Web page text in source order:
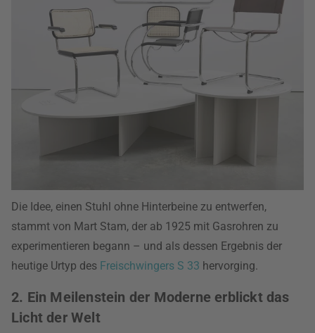
Die Idee, einen Stuhl ohne Hinterbeine zu entwerfen,
stammt von Mart Stam, der ab 1925 mit Gasrohren zu
experimentieren begann – und als dessen Ergebnis der
heutige Urtyp des Freischwingers S 33 hervorging.
2. Ein Meilenstein der Moderne erblickt das
Licht der Welt